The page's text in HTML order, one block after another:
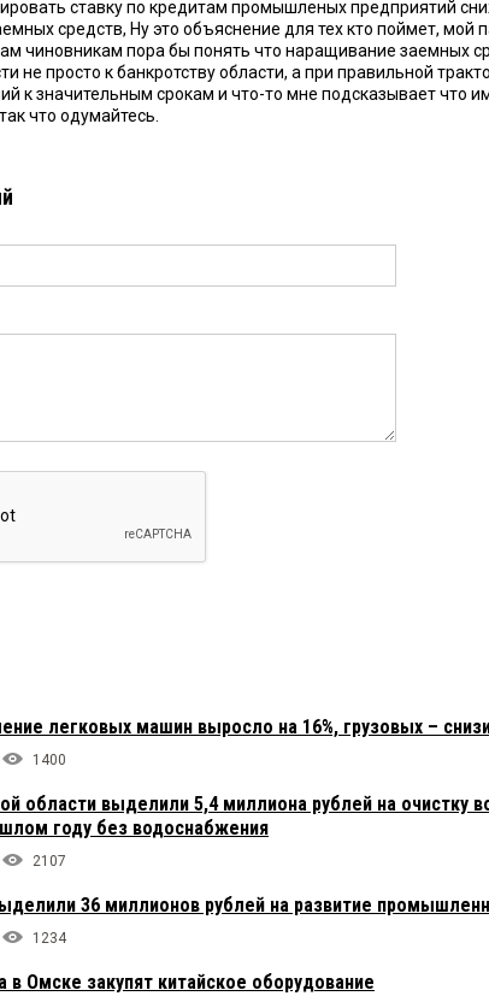
ставку по кредитам промышленых предприятий
средств, Ну это объяснение для тех кто поймет, мой
чиновникам пора бы понять что наращивание заемных
не просто к банкротству области, а при правильной
к значительным срокам и что-то мне подсказывает что
что одумайтесь.
легковых машин выросло на 16%, грузовых –
1400
области выделили 5,4 миллиона рублей на очистку
году без водоснабжения
2107
36 миллионов рублей на развитие
1234
в Омске закупят китайское оборудование